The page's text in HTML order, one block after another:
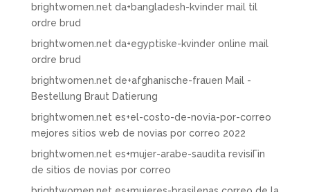
brightwomen.net da+bangladesh-kvinder mail til
ordre brud
brightwomen.net da+egyptiske-kvinder online mail
ordre brud
brightwomen.net de+afghanische-frauen Mail -
Bestellung Braut Datierung
brightwomen.net es+el-costo-de-novia-por-correo
mejores sitios web de novias por correo 2022
brightwomen.net es+mujer-arabe-saudita revisiГіn
de sitios de novias por correo